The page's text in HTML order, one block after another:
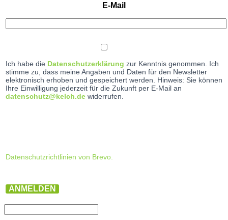
E-Mail
Ich habe die Datenschutzerklärung zur Kenntnis genommen. Ich
stimme zu, dass meine Angaben und Daten für den Newsletter
elektronisch erhoben und gespeichert werden. Hinweis: Sie können
Ihre Einwilligung jederzeit für die Zukunft per E-Mail an
datenschutz@kelch.de widerrufen.
Datenschutzrichtlinien von Brevo.
ANMELDEN